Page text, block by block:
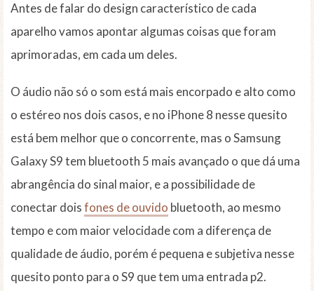
Antes de falar do design característico de cada
aparelho vamos apontar algumas coisas que foram
aprimoradas, em cada um deles.
O áudio não só o som está mais encorpado e alto como
o estéreo nos dois casos, e no iPhone 8 nesse quesito
está bem melhor que o concorrente, mas o Samsung
Galaxy S9 tem bluetooth 5 mais avançado o que dá uma
abrangência do sinal maior, e a possibilidade de
conectar doisfones de ouvido bluetooth, ao mesmo
tempo e com maior velocidade com a diferença de
qualidade de áudio, porém é pequena e subjetiva nesse
quesito ponto para o S9 que tem uma entrada p2.